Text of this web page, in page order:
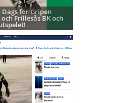
för Gripen
Frillesås BK och